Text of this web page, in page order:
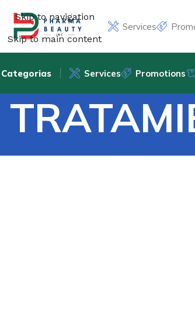
Skip to navigation
Skip to main content
Services
Categorias Services Promotions